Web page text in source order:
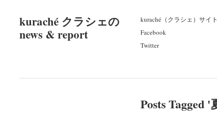
kuraché クラシェの
news & report
kuraché（クラシェ）サイ
Facebook
Twitter
Posts Tagged '